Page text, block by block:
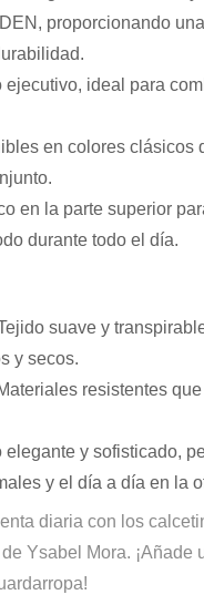
proporcionando
ejecutivo, ideal para
en colores clásicos
en la parte superior
durante todo el día.
suave y
y secos.
resistentes
elegante y sofisticado,
y el día a día en la
diaria con los
Ysabel Mora. ¡Añade